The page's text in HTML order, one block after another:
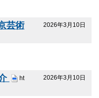
2026年3月10日
芸術
2026年3月10日
ht